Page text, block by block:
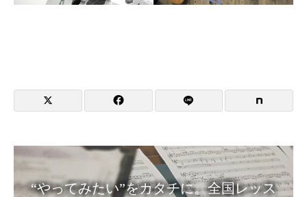
“やってみたい”をカタチに。全国レッス